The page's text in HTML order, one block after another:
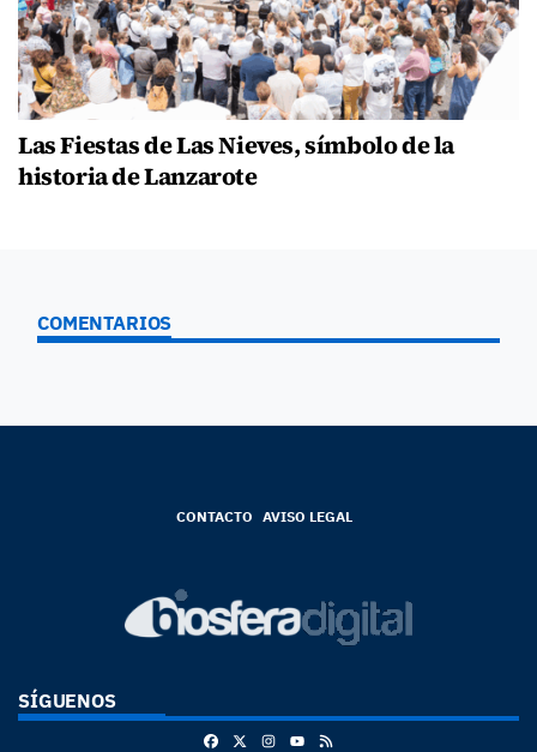
Las Fiestas de Las Nieves, símbolo de la
historia de Lanzarote
COMENTARIOS
CONTACTO AVISO LEGAL
SÍGUENOS
FacebookInstagram